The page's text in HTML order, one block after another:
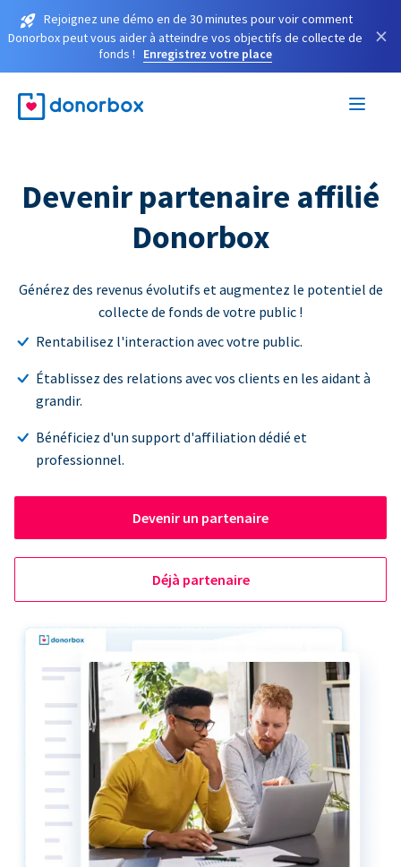
Rejoignez une démo en de 30 minutes pour voir comment
Donorbox peut vous aider à atteindre vos objectifs de collecte de
fonds !
Enregistrez votre place
×
Devenir partenaire affilié
Donorbox
Générez des revenus évolutifs et augmentez le potentiel de
collecte de fonds de votre public !
Rentabilisez l'interaction avec votre public.
Établissez des relations avec vos clients en les aidant à
grandir.
Bénéficiez d'un support d'affiliation dédié et
professionnel.
Devenir un partenaire
Déjà partenaire